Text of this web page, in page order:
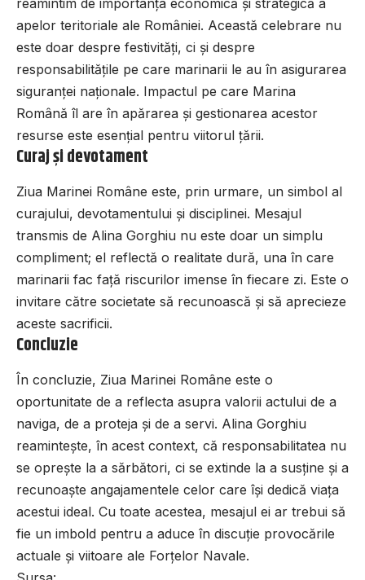
apelor teritoriale ale României. Această celebrare nu
este doar despre festivități, ci și despre
responsabilitățile pe care marinarii le au în asigurarea
siguranței naționale. Impactul pe care Marina
Română îl are în apărarea și gestionarea acestor
resurse este esențial pentru viitorul țării.
Curaj și devotament
Ziua Marinei Române este, prin urmare, un simbol al
curajului, devotamentului și disciplinei. Mesajul
transmis de Alina Gorghiu nu este doar un simplu
compliment; el reflectă o realitate dură, una în care
marinarii fac față riscurilor imense în fiecare zi. Este o
invitare către societate să recunoască și să aprecieze
aceste sacrificii.
Concluzie
În concluzie, Ziua Marinei Române este o
oportunitate de a reflecta asupra valorii actului de a
naviga, de a proteja și de a servi. Alina Gorghiu
reamintește, în acest context, că responsabilitatea nu
se oprește la a sărbători, ci se extinde la a susține și a
recunoaște angajamentele celor care își dedică viața
acestui ideal. Cu toate acestea, mesajul ei ar trebui să
fie un imbold pentru a aduce în discuție provocările
actuale și viitoare ale Forțelor Navale.